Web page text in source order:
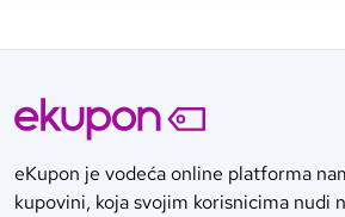
eKupon je vodeća online platforma
kupovini, koja svojim korisnicima nudi